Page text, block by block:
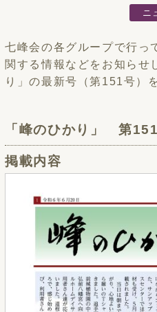
ニ
七峰会の各グループで行っ
関する情報などをお知らせ
り」の最新号（第151号）
「峰のひかり」 第
掲載内容